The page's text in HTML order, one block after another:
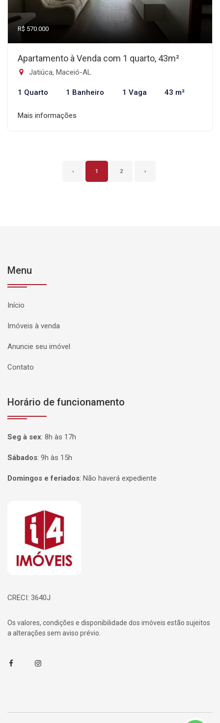
R$ 570.000
Apartamento à Venda com 1 quarto, 43m²
Jatiúca, Maceió-AL
1 Quarto 1 Banheiro 1 Vaga 43 m²
Mais informações
‹ 1 2 ›
Menu
Início
Imóveis à venda
Anuncie seu imóvel
Contato
Horário de funcionamento
Seg à sex: 8h às 17h
Sábados: 9h às 15h
Domingos e feriados: Não haverá expediente
Página inicial
CRECI: 3640J
Os valores, condições e disponibilidade dos imóveis estão sujeitos
a alterações sem aviso prévio.
FacebookInstagram